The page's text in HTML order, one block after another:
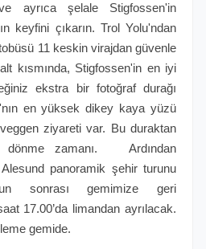
ayrıca şelale Stigfossen'in
keyfini çıkarın. Trol Yolu'ndan
11 keskin virajdan güvenle
kısmında, Stigfossen'in en iyi
ekstra bir fotoğraf durağı
en yüksek dikey kaya yüzü
ziyareti var. Bu duraktan
dönme zamanı. Ardından
panoramik şehir turunu
sonrası gemimize geri
17.00’da limandan ayrılacak.
gemide.